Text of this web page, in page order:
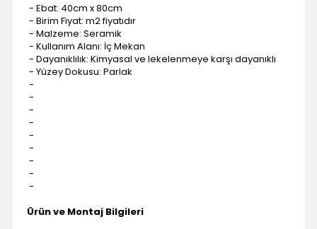
- Ebat: 40cm x 80cm
- Birim Fiyat: m2 fiyatıdır
- Malzeme: Seramik
- Kullanım Alanı: İç Mekan
- Dayanıklılık: Kimyasal ve lekelenmeye karşı dayanıklı
- Yüzey Dokusu: Parlak
-
-
-
-
-
-
-
-
-
Ürün ve Montaj Bilgileri